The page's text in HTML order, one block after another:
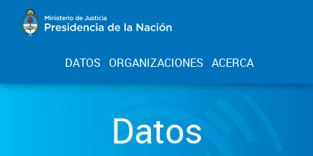
DATOS ORGANIZACIONES ACERCA
Datos